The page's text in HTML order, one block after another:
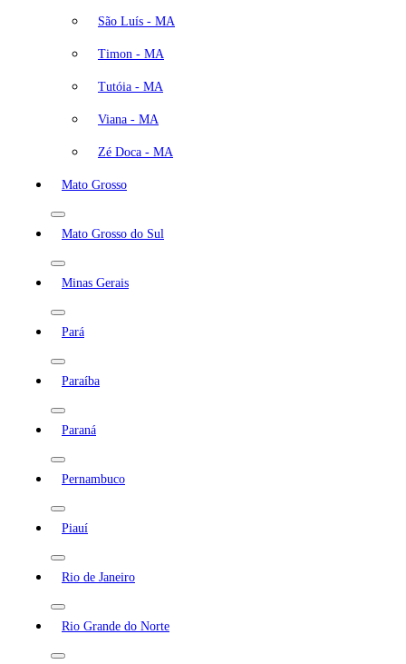
São Luís - MA
Timon - MA
Tutóia - MA
Viana - MA
Zé Doca - MA
Mato Grosso
Mato Grosso do Sul
Minas Gerais
Pará
Paraíba
Paraná
Pernambuco
Piauí
Rio de Janeiro
Rio Grande do Norte